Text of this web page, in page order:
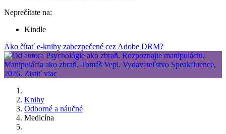
Neprečítate na:
Kindle
Ako čítať e-knihy zabezpečené cez Adobe DRM?
Knihy
Odborné a náučné
Medicína